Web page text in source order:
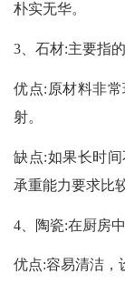
朴实无华。
3、石材:主要指
优点:原材料非
射。
缺点:如果长时
承重能力要求比
4、陶瓷:在厨房
优点:容易清洁，